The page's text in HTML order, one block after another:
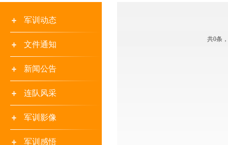
军训动态
文件通知
新闻公告
连队风采
军训影像
军训感悟
共0条